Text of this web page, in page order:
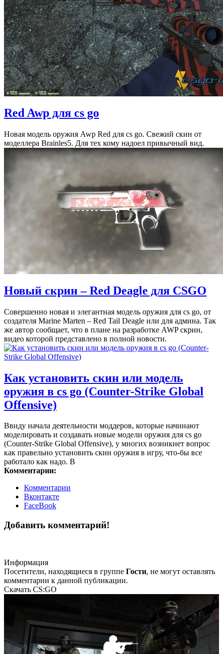
Red Awp для cs go
Новая модель оружия Awp Red для cs go. Свежий скин от
моделлера Brainles5. Для тех кому надоел привычный вид.
Новый скрин – Red Deagle для CSGO
Совершенно новая и элегантная модель оружия для cs go, от
создателя Marine Marten – Red Tail Deagle или для админа. Так
же автор сообщает, что в плане на разработке AWP скрин,
видео которой представлено в полной новости.
Как установить скин или модель
оружия в cs go (Counter-Strike Global
Offensive)
Ввиду начала деятельности моддеров, которые начинают
моделировать и создавать новые модели оружия для cs go
(Counter-Strike Global Offensive), у многих возникнет вопрос
как правельно установить скин оружия в игру, что-бы все
работало как надо. В
Комментарии:
Комментарии
Вконтакте
FaceBook
Добавить комментарий!
Информация
Посетители, находящиеся в группе Гости, не могут оставлять
комментарии к данной публикации.
Скачать CS:GO